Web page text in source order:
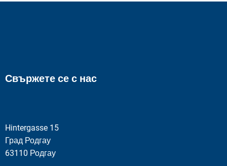
Свържете се с нас
Hintergasse 15
Град Родгау
63110 Родгау